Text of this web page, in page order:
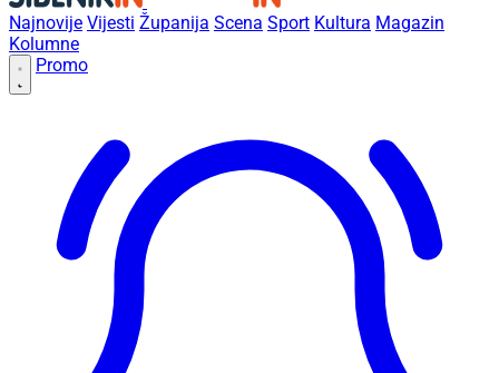
Najnovije Vijesti Županija Scena Sport Kultura Magazin
Kolumne
Promo